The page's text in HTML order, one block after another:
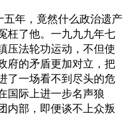
五年，竟然什么政治遗产
枉了他。一九九九年七
压法轮功运动，不但使
府的矛盾更加对立，把
了一场看不到尽头的危
国际上进一步名声狼
内部，即便谈不上众叛